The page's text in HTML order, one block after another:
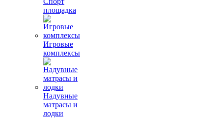
площадка
Игровые
комплексы
Надувные
матрасы и
лодки